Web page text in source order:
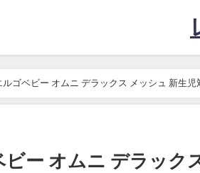
ルゴベビー オムニ デラックス メッシュ 新生
ビー オムニ デラック